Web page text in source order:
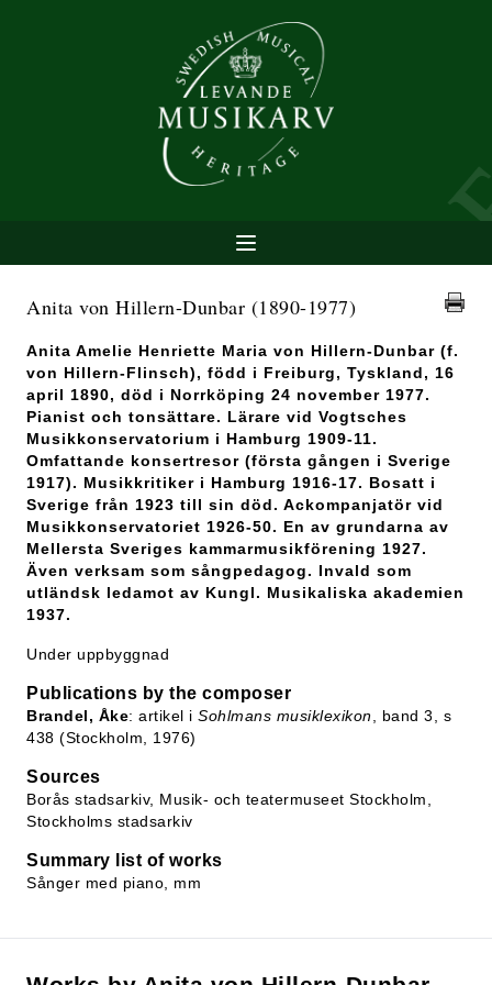
Anita von Hillern-Dunbar (1890-1977)
Anita Amelie Henriette Maria von Hillern-Dunbar (f.
von Hillern-Flinsch), född i Freiburg, Tyskland, 16
april 1890, död i Norrköping 24 november 1977.
Pianist och tonsättare. Lärare vid Vogtsches
Musikkonservatorium i Hamburg 1909-11.
Omfattande konsertresor (första gången i Sverige
1917). Musikkritiker i Hamburg 1916-17. Bosatt i
Sverige från 1923 till sin död. Ackompanjatör vid
Musikkonservatoriet 1926-50. En av grundarna av
Mellersta Sveriges kammarmusikförening 1927.
Även verksam som sångpedagog. Invald som
utländsk ledamot av Kungl. Musikaliska akademien
1937.
Under uppbyggnad
Publications by the composer
Brandel, Åke: artikel i Sohlmans musiklexikon , band 3, s
438 (Stockholm, 1976)
Sources
Borås stadsarkiv, Musik- och teatermuseet Stockholm,
Stockholms stadsarkiv
Summary list of works
Sånger med piano, mm